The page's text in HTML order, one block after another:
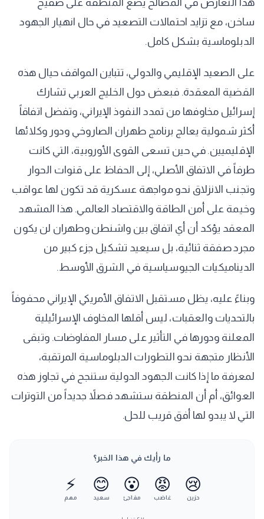
هذا التعارض في المصالح يضع المنطقة على صفيح
ساخن، مع تزايد احتمالات التصعيد في حال انهيار الجهود
الدبلوماسية بشكل كامل.
على الصعيد الإقليمي والدولي، تتباين المواقف حيال هذه
القضية المعقدة. فبعض دول الخليج العربي تشارك
إسرائيل مخاوفها من تمدد النفوذ الإيراني، وتفضل اتفاقاً
أكثر شمولية يعالج برنامج طهران الصاروخي ودور وكلائها
الإقليميين. في حين تسعى القوى الأوروبية، التي كانت
طرفاً في الاتفاق الأصلي، إلى الحفاظ على قنوات الحوار
وتجنب الانزلاق نحو مواجهة عسكرية قد تكون لها عواقب
وخيمة على أمن الطاقة والاقتصاد العالمي. هذا المشهد
المعقد يؤكد أن أي اتفاق بين واشنطن وطهران لن يكون
مجرد صفقة ثنائية، بل سيعيد تشكيل جزء كبير من
الديناميكيات الجيوسياسية في الشرق الأوسط.
وبناءً عليه، يظل مستقبل الاتفاق الأمريكي الإيراني محفوفاً
بالتحديات والعقبات، ليس أقلها المخاوف الإسرائيلية
المعلنة ودورها في التأثير على مسار المفاوضات. وتبقى
الأنظار متجهة نحو التطورات الدبلوماسية المرتقبة،
لمعرفة ما إذا كانت الجهود الدولية ستنجح في تجاوز هذه
العوائق، أم أن المنطقة ستشهد فصلاً جديداً من التوترات
التي لا يبدو لها أفق قريب للحل.
ما رأيك في هذا الخبر؟
😢
حزين
😡
غاضب
😮
مفاجئ
😊
سعيد
⚡
مهم